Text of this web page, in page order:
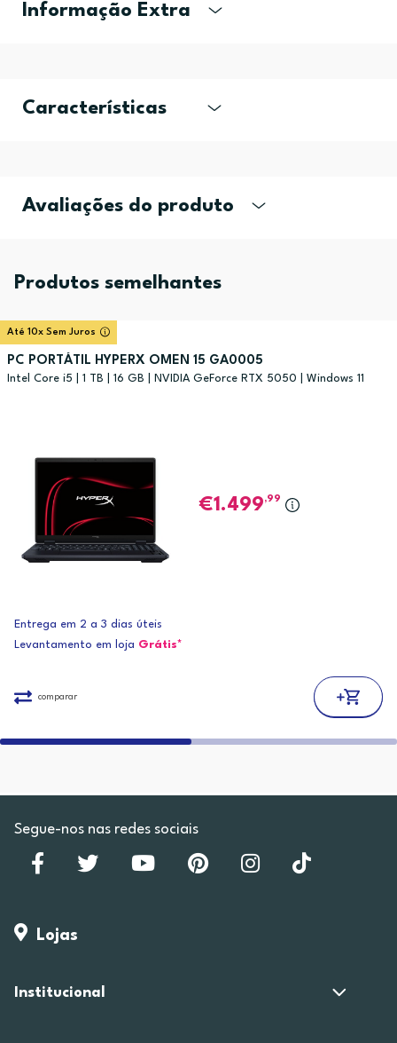
Informação Extra
Características
Avaliações do produto
Produtos semelhantes
Até 10x Sem Juros
PC PORTÁTIL HYPERX OMEN 15 GA0005
Intel Core i5 | 1 TB | 16 GB | NVIDIA GeForce RTX 5050 | Windows 11
1.499,99
Entrega em 2 a 3 dias úteis
Levantamento em loja Grátis*
comparar
Segue-nos nas redes sociais
Lojas
Institucional